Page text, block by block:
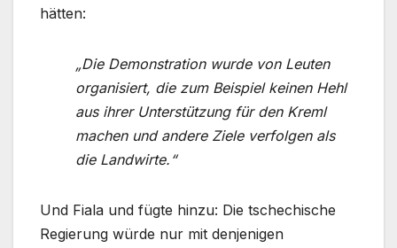
hätten:
„Die Demonstration wurde von Leuten
organisiert, die zum Beispiel keinen Hehl
aus ihrer Unterstützung für den Kreml
machen und andere Ziele verfolgen als
die Landwirte.“
Und Fiala und fügte hinzu: Die tschechische
Regierung würde nur mit denjenigen